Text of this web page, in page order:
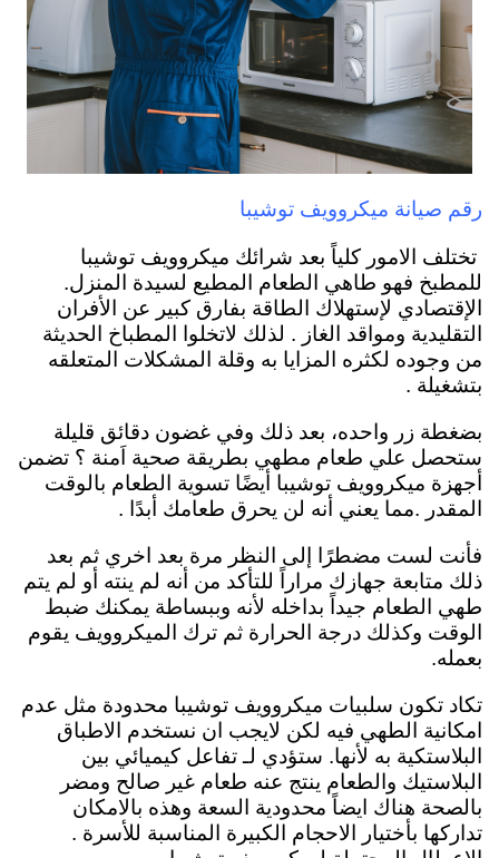
رقم صيانة ميكروويف توشيبا
تختلف الامور كلياً بعد شرائك ميكروويف توشيبا
للمطبخ فهو طاهي الطعام المطيع لسيدة المنزل.
الإقتصادي لإستهلاك الطاقة بفارق كبير عن الأفران
التقليدية ومواقد الغاز . لذلك لاتخلوا المطباخ الحديثة
من وجوده لكثره المزايا به وقلة المشكلات المتعلقه
بتشغيلة .
بضغطة زر واحده، بعد ذلك وفي غضون دقائق قليلة
ستحصل علي طعام مطهي بطريقة صحية اَمنة ؟ تضمن
أجهزة ميكروويف توشيبا أيضًا تسوية الطعام بالوقت
المقدر .مما يعني أنه لن يحرق طعامك أبدًا .
فأنت لست مضطرًا إلى النظر مرة بعد اخري ثم بعد
ذلك متابعة جهازك مراراً للتأكد من أنه لم ينته أو لم يتم
طهي الطعام جيداً بداخله لأنه وببساطة يمكنك ضبط
الوقت وكذلك درجة الحرارة ثم ترك الميكروويف يقوم
بعمله.
تكاد تكون سلبيات ميكروويف توشيبا محدودة مثل عدم
امكانية الطهي فيه لكن لايجب ان نستخدم الاطباق
البلاستكية به لأنها. ستؤدي لـ تفاعل كيميائي بين
البلاستيك والطعام ينتج عنه طعام غير صالح ومضر
بالصحة هناك ايضاً محدودية السعة وهذه بالامكان
تداركها بأختيار الاحجام الكبيرة المناسبة للأسرة .